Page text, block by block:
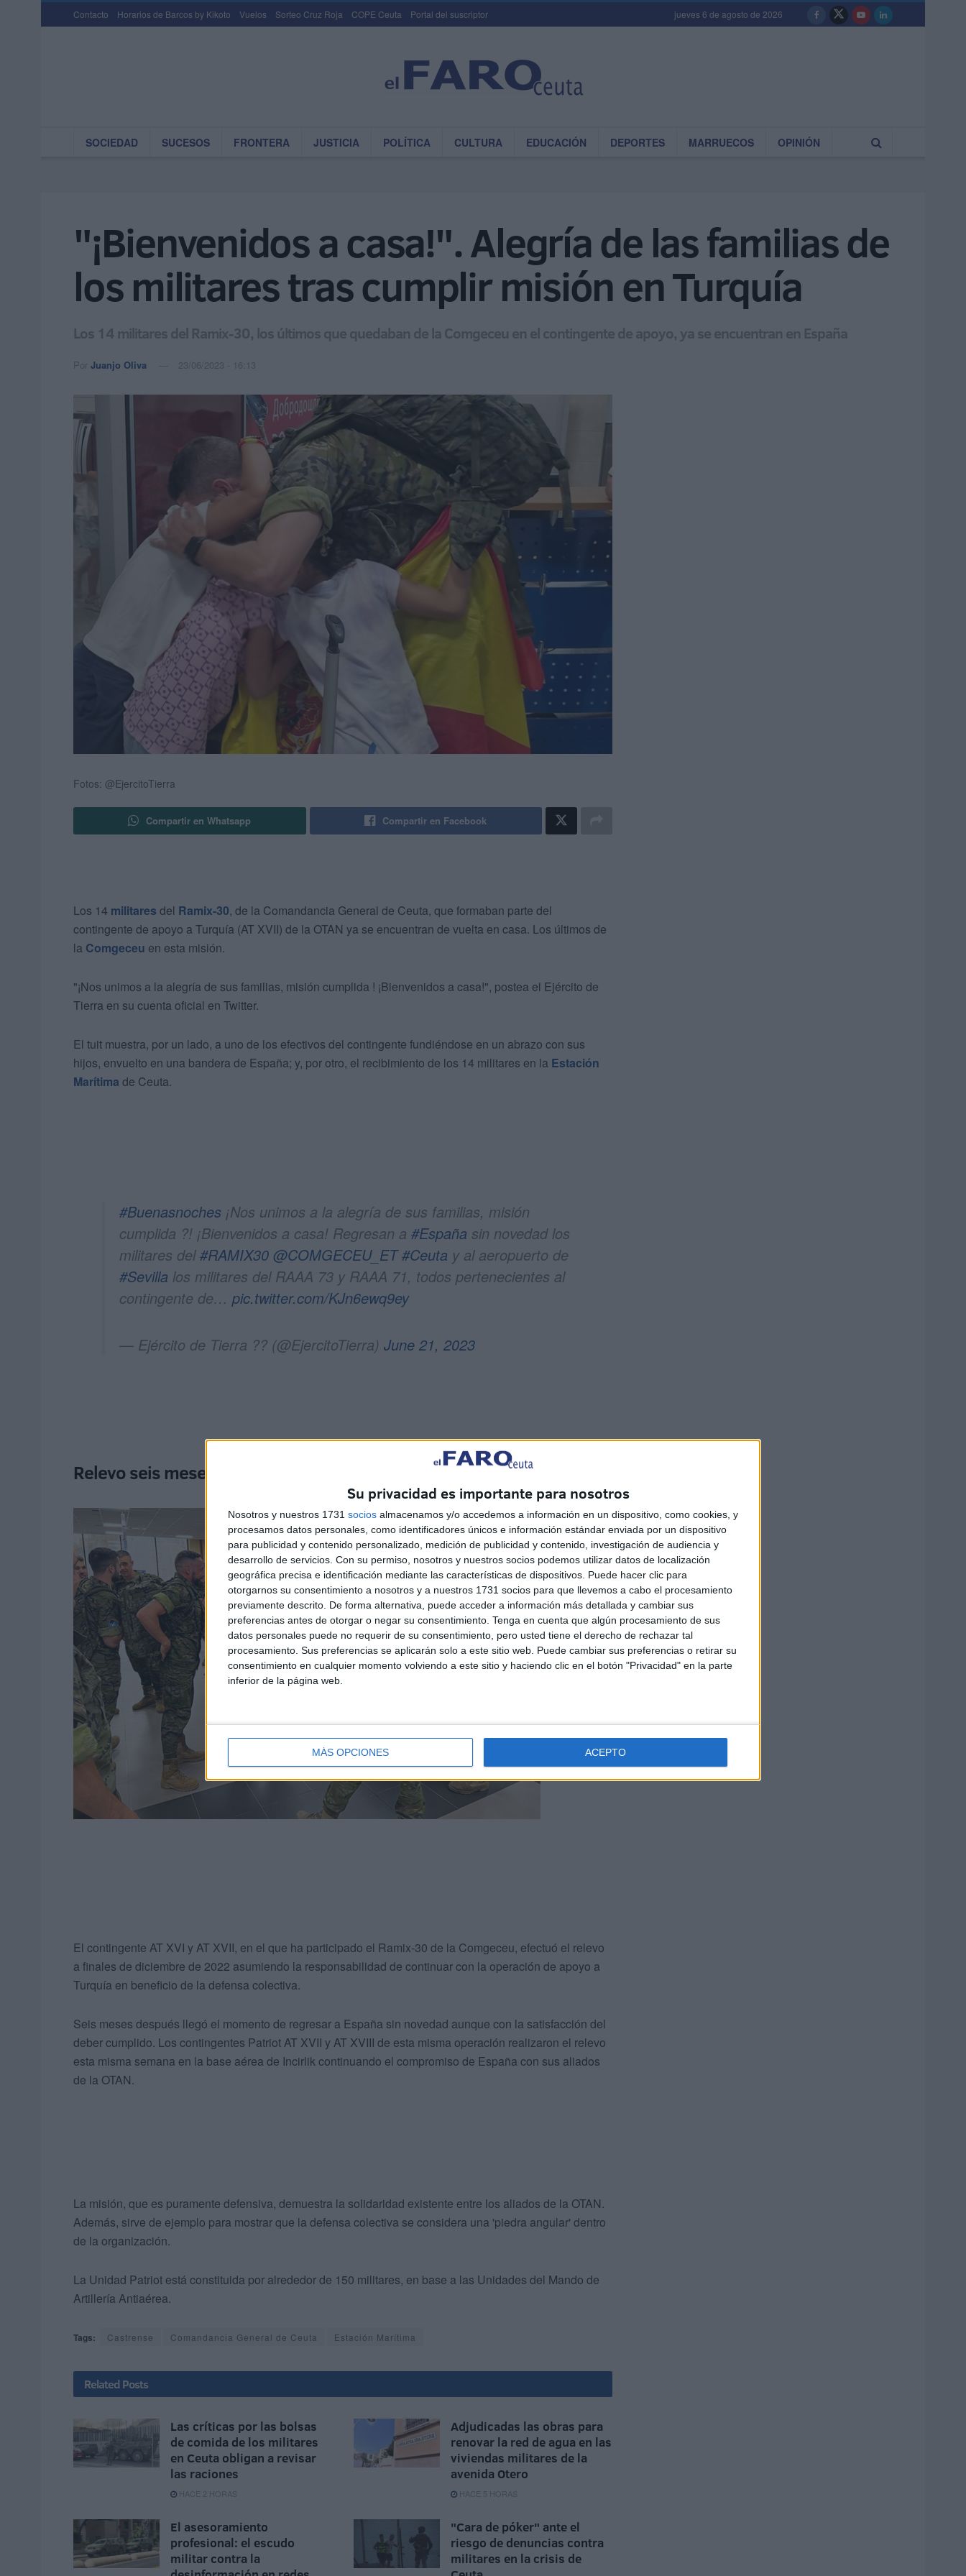
Su privacidad es importante para nosotros
Nosotros y nuestros 1731 socios almacenamos y/o accedemos a información en un dispositivo, como cookies, y
procesamos datos personales, como identificadores únicos e información estándar enviada por un dispositivo
para publicidad y contenido personalizado, medición de publicidad y contenido, investigación de audiencia y
desarrollo de servicios. Con su permiso, nosotros y nuestros socios podemos utilizar datos de localización
geográfica precisa e identificación mediante las características de dispositivos. Puede hacer clic para
otorgarnos su consentimiento a nosotros y a nuestros 1731 socios para que llevemos a cabo el procesamiento
previamente descrito. De forma alternativa, puede acceder a información más detallada y cambiar sus
preferencias antes de otorgar o negar su consentimiento. Tenga en cuenta que algún procesamiento de sus
datos personales puede no requerir de su consentimiento, pero usted tiene el derecho de rechazar tal
procesamiento. Sus preferencias se aplicarán solo a este sitio web. Puede cambiar sus preferencias o retirar su
consentimiento en cualquier momento volviendo a este sitio y haciendo clic en el botón "Privacidad" en la parte
inferior de la página web.
MÁS OPCIONES ACEPTO
Contacto Horarios de Barcos by Kikoto Vuelos Sorteo Cruz Roja COPE Ceuta Portal del suscriptor jueves 6 de agosto de 2026
SOCIEDAD SUCESOS FRONTERA JUSTICIA POLÍTICA CULTURA EDUCACIÓN DEPORTES MARRUECOS OPINIÓN
"¡Bienvenidos a casa!". Alegría de las familias de
los militares tras cumplir misión en Turquía
Los 14 militares del Ramix-30, los últimos que quedaban de la Comgeceu en el contingente de apoyo, ya se encuentran en España
Por Juanjo Oliva 23/06/2023 - 16:13
Fotos: @EjercitoTierra
Compartir en Whatsapp Compartir en Facebook
Los 14 militares del Ramix-30, de la Comandancia General de Ceuta, que formaban parte del
contingente de apoyo a Turquía (AT XVII) de la OTAN ya se encuentran de vuelta en casa. Los últimos de
la Comgeceu en esta misión.
"¡Nos unimos a la alegría de sus familias, misión cumplida ! ¡Bienvenidos a casa!", postea el Ejército de
Tierra en su cuenta oficial en Twitter.
El tuit muestra, por un lado, a uno de los efectivos del contingente fundiéndose en un abrazo con sus
hijos, envuelto en una bandera de España; y, por otro, el recibimiento de los 14 militares en la Estación
Marítima de Ceuta.
#Buenasnoches ¡Nos unimos a la alegría de sus familias, misión
cumplida ?! ¡Bienvenidos a casa! Regresan a #España sin novedad los
militares del#RAMIX30 @COMGECEU_ET #Ceuta y al aeropuerto de
#Sevilla los militares del RAAA 73 y RAAA 71, todos pertenecientes al
contingente de… pic.twitter.com/KJn6ewq9ey
— Ejército de Tierra ?? (@EjercitoTierra) June 21, 2023
Relevo seis meses después
El contingente AT XVI y AT XVII, en el que ha participado el Ramix-30 de la Comgeceu, efectuó el relevo
a finales de diciembre de 2022 asumiendo la responsabilidad de continuar con la operación de apoyo a
Turquía en beneficio de la defensa colectiva.
Seis meses después llegó el momento de regresar a España sin novedad aunque con la satisfacción del
deber cumplido. Los contingentes Patriot AT XVII y AT XVIII de esta misma operación realizaron el relevo
esta misma semana en la base aérea de Incirlik continuando el compromiso de España con sus aliados
de la OTAN.
La misión, que es puramente defensiva, demuestra la solidaridad existente entre los aliados de la OTAN.
Además, sirve de ejemplo para mostrar que la defensa colectiva se considera una 'piedra angular' dentro
de la organización.
La Unidad Patriot está constituida por alrededor de 150 militares, en base a las Unidades del Mando de
Artillería Antiaérea.
Tags: Castrense Comandancia General de Ceuta Estación Marítima
Related Posts
Las críticas por las bolsas
de comida de los militares
en Ceuta obligan a revisar
las raciones
HACE 2 HORAS
Adjudicadas las obras para
renovar la red de agua en las
viviendas militares de la
avenida Otero
HACE 5 HORAS
El asesoramiento
profesional: el escudo
militar contra la
"Cara de póker" ante el
riesgo de denuncias contra
militares en la crisis de